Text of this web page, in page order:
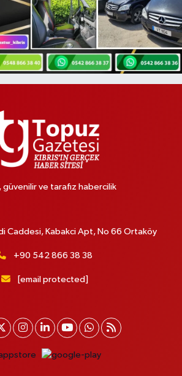
güvenilir ve tarafız habercilik
Caddesi, Kabakci Apt, No 66 Ortaköy
+90 542 866 38 38
[email protected]